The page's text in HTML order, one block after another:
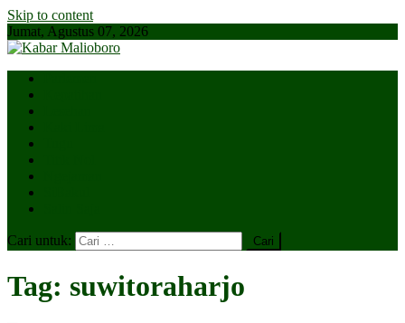
Skip to content
Jumat, Agustus 07, 2026
Cari untuk:
Tag: suwitoraharjo